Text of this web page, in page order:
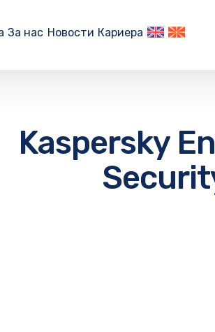
За нас Новости Кариера
Kaspersky